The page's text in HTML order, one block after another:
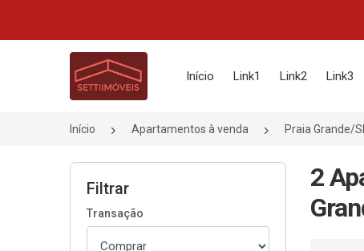
Página inicial
Início Link1 Link2 Link3
Início Apartamentos à venda Praia Grande/
Filtrar
Transação
2